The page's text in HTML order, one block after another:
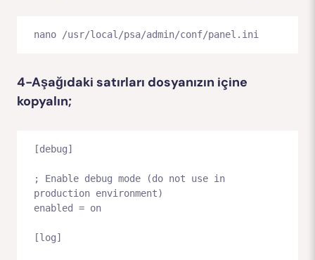
nano /usr/local/psa/admin/conf/panel.ini
4-Aşağıdaki satırları dosyanızın içine
kopyalın;
[debug]
; Enable debug mode (do not use in
production environment)
enabled = on
[log]